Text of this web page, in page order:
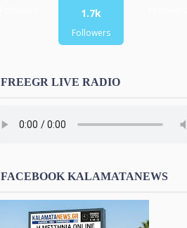
1.7k
Followers
FREEGR LIVE RADIO
FACEBOOK KALAMATANEWS